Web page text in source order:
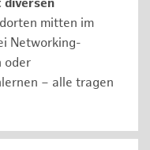
diversen
mitten im
Networking-
oder
– alle tragen